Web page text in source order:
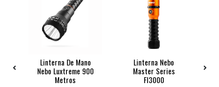
Linterna De Mano
Nebo Luxtreme 900
Metros
Linterna Nebo
Master Series
Fl3000